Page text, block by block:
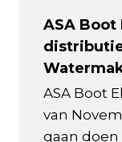
ASA
ASA Boot
van
gaan doen